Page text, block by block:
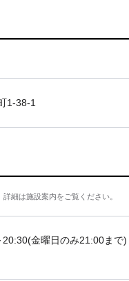
1-38-1
細は施設案内をご覧ください。
金曜日のみ21:00ま